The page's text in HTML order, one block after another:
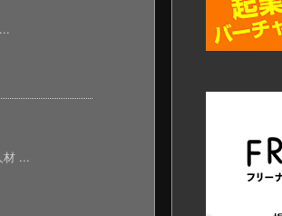
材 ...